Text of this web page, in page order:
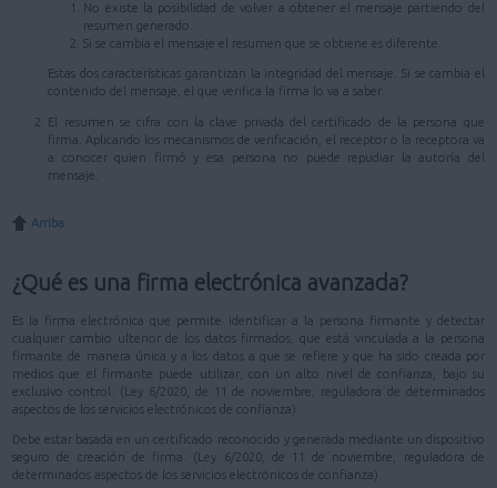
No existe la posibilidad de volver a obtener el mensaje partiendo del
resumen generado.
Si se cambia el mensaje el resumen que se obtiene es diferente.
Estas dos características garantizan la integridad del mensaje. Si se cambia el
contenido del mensaje, el que verifica la firma lo va a saber.
El resumen se cifra con la clave privada del certificado de la persona que
firma. Aplicando los mecanismos de verificación, el receptor o la receptora va
a conocer quien firmó y esa persona no puede repudiar la autoría del
mensaje.
Arriba
¿Qué es una firma electrónica avanzada?
Es la firma electrónica que permite identificar a la persona firmante y detectar
cualquier cambio ulterior de los datos firmados, que está vinculada a la persona
firmante de manera única y a los datos a que se refiere y que ha sido creada por
medios que el firmante puede utilizar, con un alto nivel de confianza, bajo su
exclusivo control. (Ley 6/2020, de 11 de noviembre, reguladora de determinados
aspectos de los servicios electrónicos de confianza)
Debe estar basada en un certificado reconocido y generada mediante un dispositivo
seguro de creación de firma. (Ley 6/2020, de 11 de noviembre, reguladora de
determinados aspectos de los servicios electrónicos de confianza)